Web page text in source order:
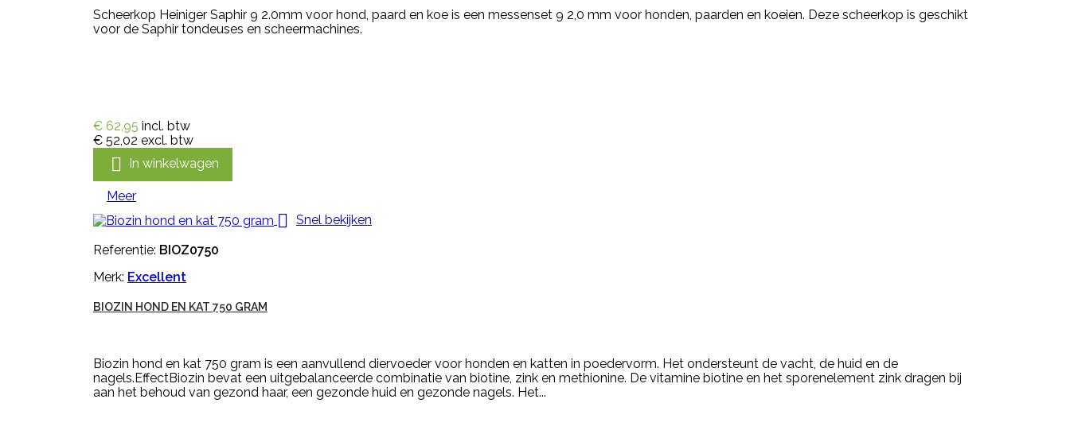
Scheerkop Heiniger Saphir 9 2.0mm voor hond, paard en koe is een messenset 9 2,0 mm voor honden, paarden en koeien. Deze scheerkop is geschikt
voor de Saphir tondeuses en scheermachines.
€ 62,95 incl. btw
€ 52,02 excl. btw
 In winkelwagen
Meer
 Snel bekijken
Referentie: BIOZ0750
Merk: Excellent
BIOZIN HOND EN KAT 750 GRAM
Biozin hond en kat 750 gram is een aanvullend diervoeder voor honden en katten in poedervorm. Het ondersteunt de vacht, de huid en de
nagels.EffectBiozin bevat een uitgebalanceerde combinatie van biotine, zink en methionine. De vitamine biotine en het sporenelement zink dragen bij
aan het behoud van gezond haar, een gezonde huid en gezonde nagels. Het...